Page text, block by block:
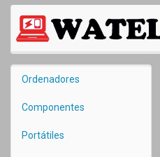
Ordenadores
Componentes
Portátiles